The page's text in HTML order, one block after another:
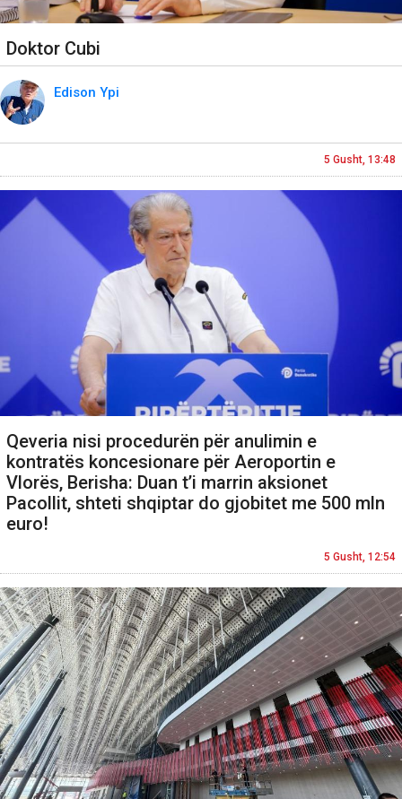
Doktor Cubi
Edison Ypi
5 Gusht, 13:48
Qeveria nisi procedurën për anulimin e
kontratës koncesionare për Aeroportin e
Vlorës, Berisha: Duan t’i marrin aksionet
Pacollit, shteti shqiptar do gjobitet me 500 mln
euro!
5 Gusht, 12:54